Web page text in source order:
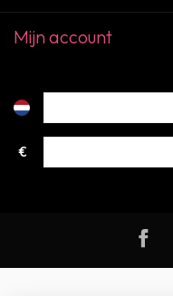
Mijn account
€